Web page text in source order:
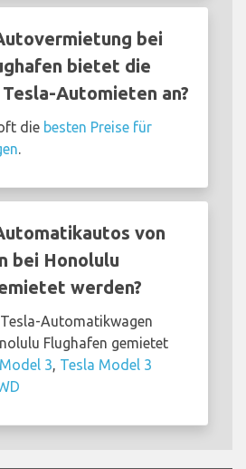
bei
bietet die
Automieten an?
die besten Preise für
von
bei Honolulu
werden?
Automatikwagen
Flughafen gemietet
3 Tesla Model 3